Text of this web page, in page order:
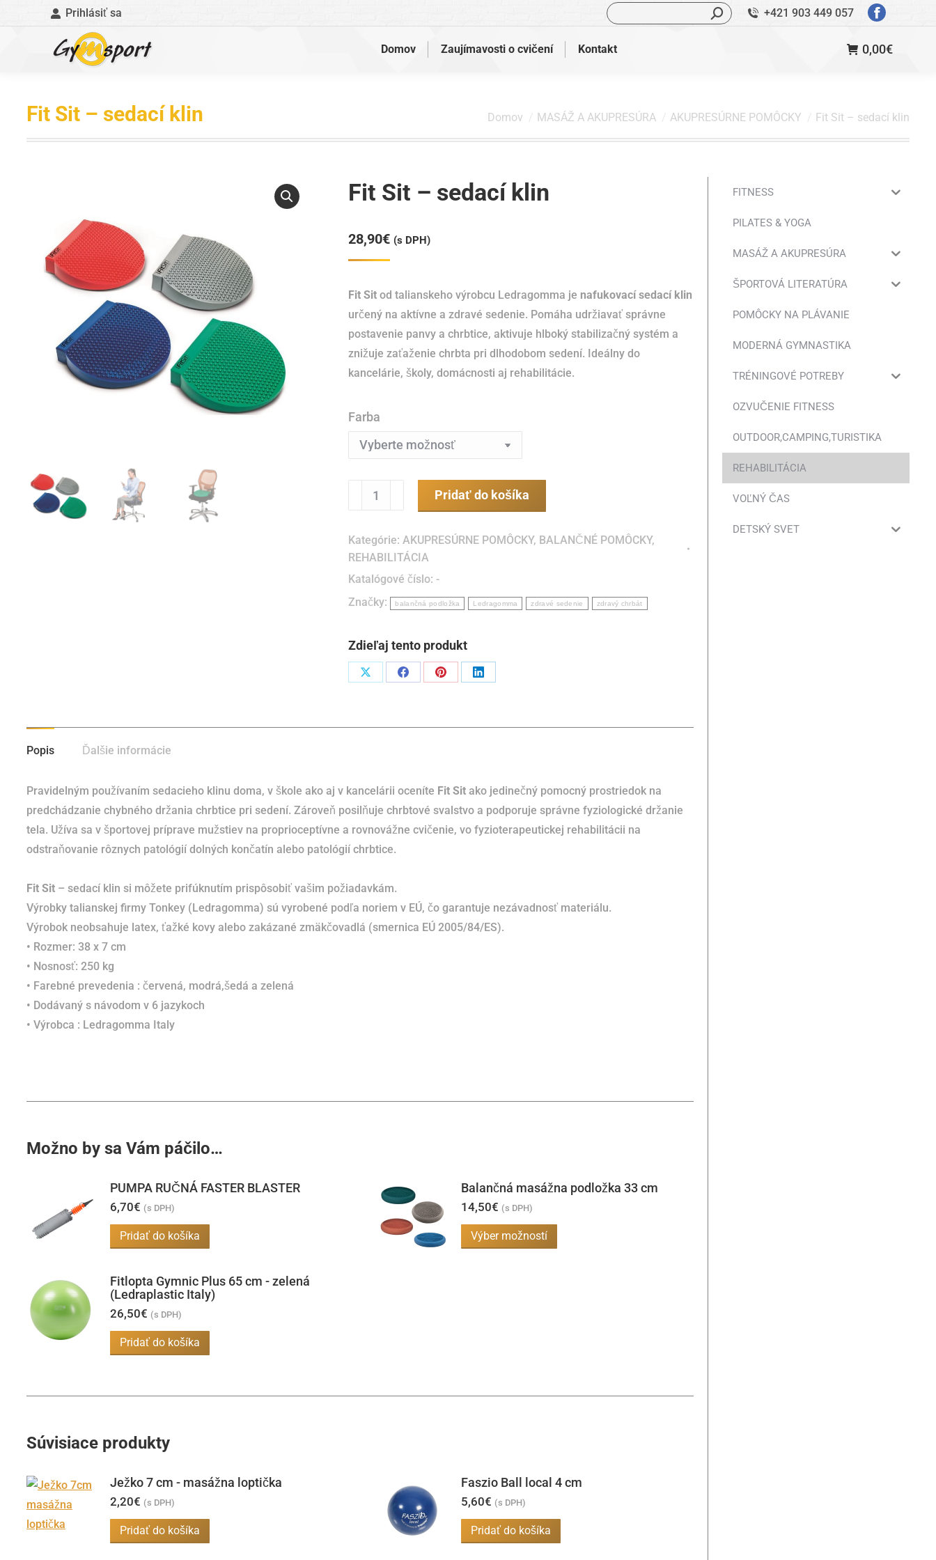
Prihlásiť sa Vyhľadávanie: +421 903 449 057
otvorí
okne
Domov Zaujímavosti o cvičení Kontakt 0,00€
Fit Sit – sedací klin Nachádzate sa tu:
Domov MASÁŽ A AKUPRESÚRA AKUPRESÚRNE POMÔCKY Fit Sit – sedací klin
Fit Sit – sedací klin
28,90€ (s DPH)
Fit Sit od talianskeho výrobcu Ledragomma je nafukovací sedací klin
určený na aktívne a zdravé sedenie. Pomáha udržiavať správne
postavenie panvy a chrbtice, aktivuje hlboký stabilizačný systém a
znižuje zaťaženie chrbta pri dlhodobom sedení. Ideálny do
kancelárie, školy, domácnosti aj rehabilitácie.
Farba
množstvo
-
klin
Pridať do košíka
Kategórie:AKUPRESÚRNE POMÔCKY, BALANČNÉ POMÔCKY,
REHABILITÁCIA
Katalógové číslo:-
Značky:
balančná podložka Ledragomma zdravé sedenie zdravý chrbát
Zdieľaj tento produkt
Podiel Podiel Podiel Podiel
Popis Ďalšie informácie
Pravidelným používaním sedacieho klinu doma, v škole ako aj v kancelárii oceníte Fit Sit ako jedinečný pomocný prostriedok na
predchádzanie chybného držania chrbtice pri sedení. Zároveň posilňuje chrbtové svalstvo a podporuje správne fyziologické držanie
tela. Užíva sa v športovej príprave mužstiev na proprioceptívne a rovnovážne cvičenie, vo fyzioterapeutickej rehabilitácii na
odstraňovanie rôznych patológií dolných končatín alebo patológií chrbtice.
Fit Sit – sedací klin si môžete prifúknutím prispôsobiť vašim požiadavkám.
Výrobky talianskej firmy Tonkey (Ledragomma) sú vyrobené podľa noriem v EÚ, čo garantuje nezávadnosť materiálu.
Výrobok neobsahuje latex, ťažké kovy alebo zakázané zmäkčovadlá (smernica EÚ 2005/84/ES).
• Rozmer: 38 x 7 cm
• Nosnosť: 250 kg
• Farebné prevedenia : červená, modrá,šedá a zelená
• Dodávaný s návodom v 6 jazykoch
• Výrobca : Ledragomma Italy
Možno by sa Vám páčilo…
PUMPA RUČNÁ FASTER BLASTER
6,70€ (s DPH)
Pridať do košíka
Balančná masážna podložka 33 cm
14,50€ (s DPH)
Výber možností
produkt
Fitlopta Gymnic Plus 65 cm - zelená
(Ledraplastic Italy)
26,50€ (s DPH)
Pridať do košíka
Súvisiace produkty
Ježko 7 cm - masážna loptička
2,20€ (s DPH)
Pridať do košíka
Faszio Ball local 4 cm
5,60€ (s DPH)
Pridať do košíka
FITNESS
PILATES & YOGA
MASÁŽ A AKUPRESÚRA
ŠPORTOVÁ LITERATÚRA
POMÔCKY NA PLÁVANIE
MODERNÁ GYMNASTIKA
TRÉNINGOVÉ POTREBY
OZVUČENIE FITNESS
OUTDOOR,CAMPING,TURISTIKA
REHABILITÁCIA
VOĽNÝ ČAS
DETSKÝ SVET